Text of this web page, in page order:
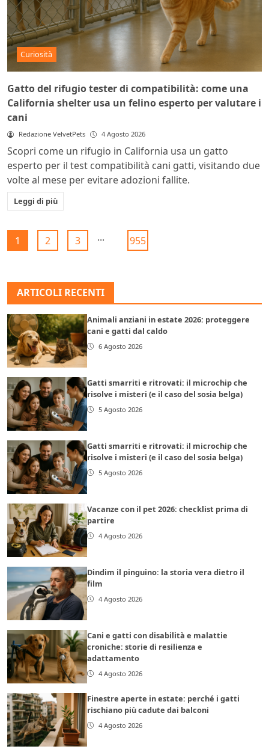
Curiosità
Gatto del rifugio tester di compatibilità: come una
California shelter usa un felino esperto per valutare i
cani
Redazione VelvetPets 4 Agosto 2026
Scopri come un rifugio in California usa un gatto
esperto per il test compatibilità cani gatti, visitando due
volte al mese per evitare adozioni fallite.
Leggi di più
1 2 3 ... 955
ARTICOLI RECENTI
Animali anziani in estate 2026: proteggere
cani e gatti dal caldo
6 Agosto 2026
Gatti smarriti e ritrovati: il microchip che
risolve i misteri (e il caso del sosia belga)
5 Agosto 2026
Gatti smarriti e ritrovati: il microchip che
risolve i misteri (e il caso del sosia belga)
5 Agosto 2026
Vacanze con il pet 2026: checklist prima di
partire
4 Agosto 2026
Dindim il pinguino: la storia vera dietro il
film
4 Agosto 2026
Cani e gatti con disabilità e malattie
croniche: storie di resilienza e
adattamento
4 Agosto 2026
Finestre aperte in estate: perché i gatti
rischiano più cadute dai balconi
4 Agosto 2026